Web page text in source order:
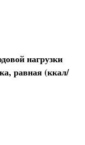
нагрузки
равная (ккал/